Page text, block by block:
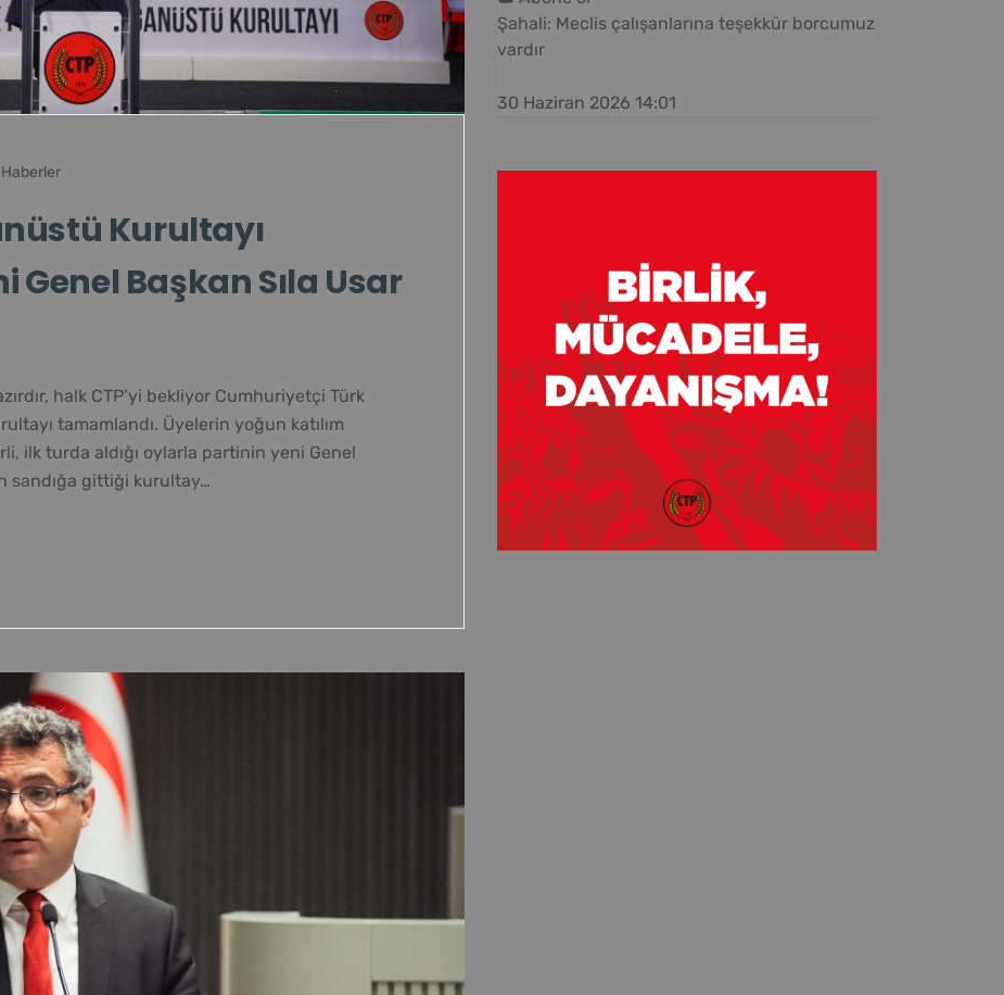
Haberler
Kurultayı
Başkan Sıla Usar
halk CTP’yi bekliyor Cumhuriyetçi Türk
tamamlandı. Üyelerin yoğun katılım
ilk turda aldığı oylarla partinin yeni Genel
sandığa gittiği kurultay…
Şahali: Meclis çalışanlarına teşekkür borcumuz
vardır
30 Haziran 2026 14:01